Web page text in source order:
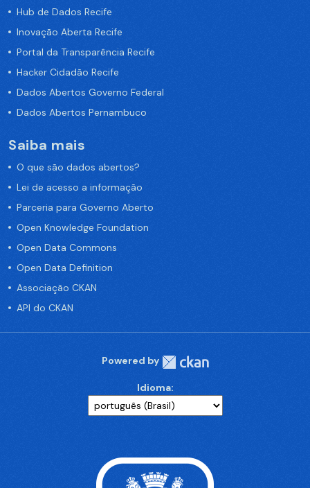
Hub de Dados Recife
Inovação Aberta Recife
Portal da Transparência Recife
Hacker Cidadão Recife
Dados Abertos Governo Federal
Dados Abertos Pernambuco
Saiba mais
O que são dados abertos?
Lei de acesso a informação
Parceria para Governo Aberto
Open Knowledge Foundation
Open Data Commons
Open Data Definition
Associação CKAN
API do CKAN
Powered by
Idioma